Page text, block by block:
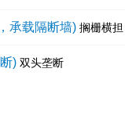
承载隔断墙) 搁栅横担
) 双头垄断